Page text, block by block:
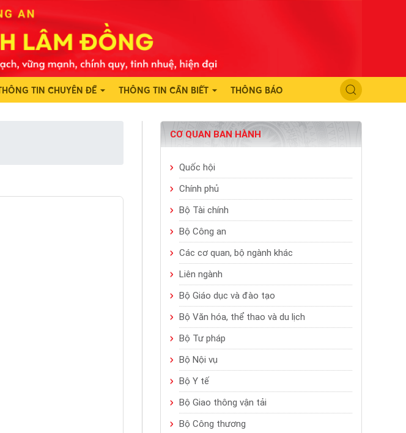
TIN CHUYÊN ĐỀ THÔNG TIN CẦN BIẾT THÔNG BÁO
CƠ QUAN BAN HÀNH
Quốc hội
Chính phủ
Bộ Tài chính
Bộ Công an
Các cơ quan, bộ ngành khác
Liên ngành
Bộ Giáo dục và đào tạo
Bộ Văn hóa, thể thao và du lịch
Bộ Tư pháp
Bộ Nội vụ
Bộ Y tế
Bộ Giao thông vận tải
Bộ Công thương